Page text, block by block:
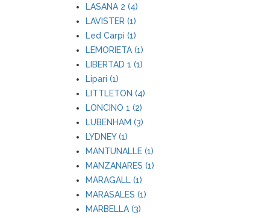
LASANA 2 (4)
LAVISTER (1)
Led Carpi (1)
LEMORIETA (1)
LIBERTAD 1 (1)
Lipari (1)
LITTLETON (4)
LONCINO 1 (2)
LUBENHAM (3)
LYDNEY (1)
MANTUNALLE (1)
MANZANARES (1)
MARAGALL (1)
MARASALES (1)
MARBELLA (3)